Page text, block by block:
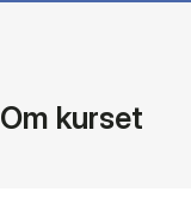
Om kurset